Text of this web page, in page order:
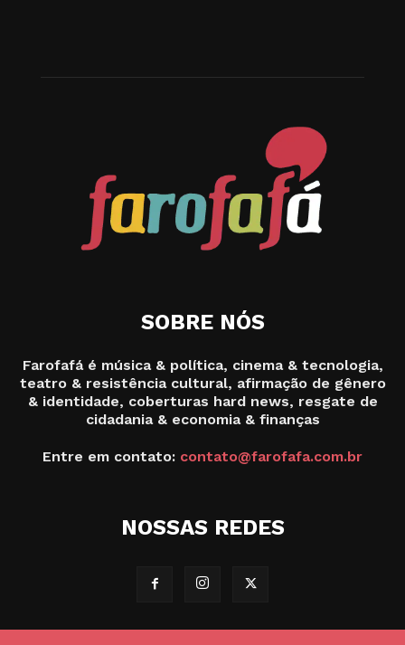
SOBRE NÓS
Farofafá é música & política, cinema & tecnologia,
teatro & resistência cultural, afirmação de gênero
& identidade, coberturas hard news, resgate de
cidadania & economia & finanças
Entre em contato: contato@farofafa.com.br
NOSSAS REDES